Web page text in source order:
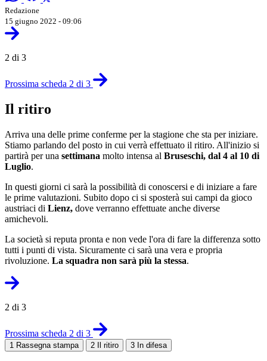
Redazione
15 giugno 2022 - 09:06
2 di 3
Prossima scheda 2 di 3
Il ritiro
Arriva una delle prime conferme per la stagione che sta per iniziare.
Stiamo parlando del posto in cui verrà effettuato il ritiro. All'inizio si
partirà per una settimana molto intensa al Bruseschi, dal 4 al 10 di
Luglio.
In questi giorni ci sarà la possibilità di conoscersi e di iniziare a fare
le prime valutazioni. Subito dopo ci si sposterà sui campi da gioco
austriaci di Lienz, dove verranno effettuate anche diverse
amichevoli.
La società si reputa pronta e non vede l'ora di fare la differenza sotto
tutti i punti di vista. Sicuramente ci sarà una vera e propria
rivoluzione. La squadra non sarà più la stessa.
2 di 3
Prossima scheda 2 di 3
1 Rassegna stampa 2 Il ritiro 3 In difesa